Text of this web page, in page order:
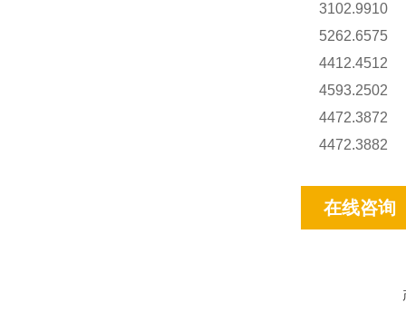
3102.9910
5262.6575
4412.4512
4593.2502
4472.3872
4472.3882
在线咨询